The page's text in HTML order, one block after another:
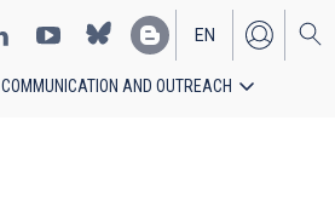
EN
ES
COMMUNICATION AND OUTREACH